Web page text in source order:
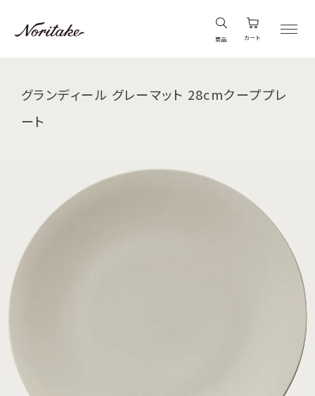
商品 カート
グランディール グレーマット 28cmクーププレ
ート